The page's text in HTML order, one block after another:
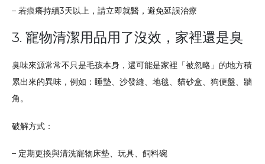
– 若痕癢持續3天以上，請立即就醫，避免延誤治療
3. 寵物清潔用品用了沒效，家裡還是臭
臭味來源常常不只是毛孩本身，還可能是家裡「被忽略」的地方積
累出來的異味，例如：睡墊、沙發縫、地毯、貓砂盒、狗便盤、牆
角。
破解方式：
– 定期更換與清洗寵物床墊、玩具、飼料碗